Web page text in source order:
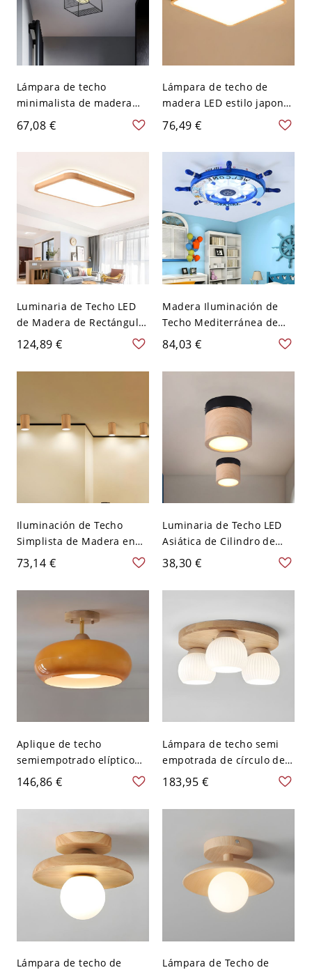
Lámpara de techo
minimalista de madera
cuadrada con pantalla de
vidrio Orb y jaula negra
para pasillo
67,08 €
Lámpara de techo de
madera LED estilo japonés
para dormitorio - 110 A
120 V Cuadro 30,48 cm
Blanco
76,49 €
Luminaria de Techo LED
de Madera de Rectángulo
Luz de Techo Simplista en
Beige para Sala - Madera
110 A 120 V 59,69 cm
124,89 €
Madera Iluminación de
Techo Mediterránea de
Timón 8 Bombillas
Lámpara de Techo para
Jardín de Niños - Azul 110
84,03 €
Iluminación de Techo
Simplista de Madera en
Beige LED Luz de Techo
para Sala de Estar - 110 A
120 V Madera 20,32 cm
73,14 €
Luminaria de Techo LED
Asiática de Cilindro de
Madera Lámpara de
Techo en Negro para
Corredor - Negro 110 A
38,30 €
Aplique de techo
semiempotrado elíptico
de madera natural, 110V-
120V, 8", Madera
natural/Naranja
146,86 €
Lámpara de techo semi
empotrada de círculo de
madera moderna con
pantalla de vidrio blanco -
110 A 120 V Color madera
183,95 €
Lámpara de techo de
Lámpara de Techo de